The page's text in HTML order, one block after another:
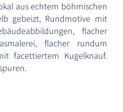
aus echtem böhmischen
gebeizt, Rundmotive mit
flacher
flacher rundum
facettiertem Kugelknauf.